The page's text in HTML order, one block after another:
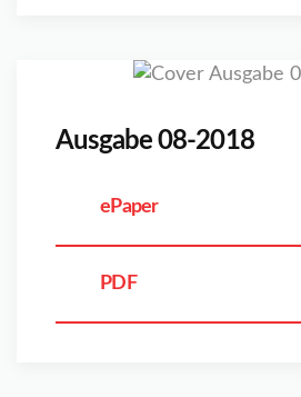
Ausgabe 08-2018
ePaper
PDF